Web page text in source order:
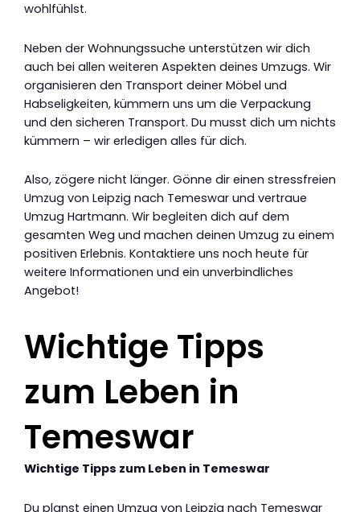
wohlfühlst.
Neben der Wohnungssuche unterstützen wir dich
auch bei allen weiteren Aspekten deines Umzugs. Wir
organisieren den Transport deiner Möbel und
Habseligkeiten, kümmern uns um die Verpackung
und den sicheren Transport. Du musst dich um nichts
kümmern – wir erledigen alles für dich.
Also, zögere nicht länger. Gönne dir einen stressfreien
Umzug von Leipzig nach Temeswar und vertraue
Umzug Hartmann. Wir begleiten dich auf dem
gesamten Weg und machen deinen Umzug zu einem
positiven Erlebnis. Kontaktiere uns noch heute für
weitere Informationen und ein unverbindliches
Angebot!
Wichtige Tipps
zum Leben in
Temeswar
Wichtige Tipps zum Leben in Temeswar
Du planst einen Umzug von Leipzig nach Temeswar